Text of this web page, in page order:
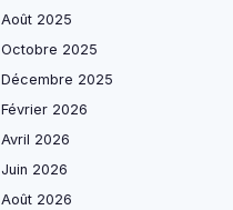
Août 2025
Octobre 2025
Décembre 2025
Février 2026
Avril 2026
Juin 2026
Août 2026